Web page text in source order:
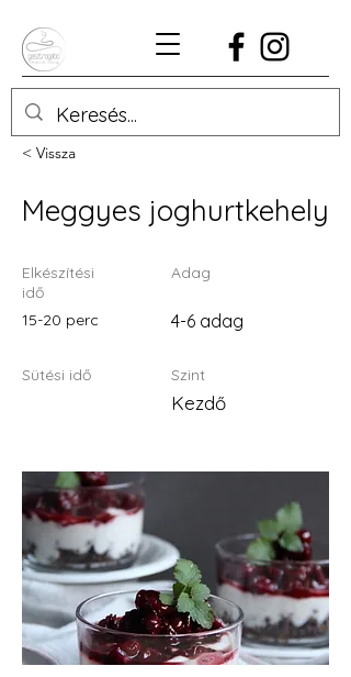
< Vissza
Meggyes joghurtkehely
Elkészítési
idő
15-20 perc
Sütési idő
Adag
4-6 adag
Szint
Kezdő